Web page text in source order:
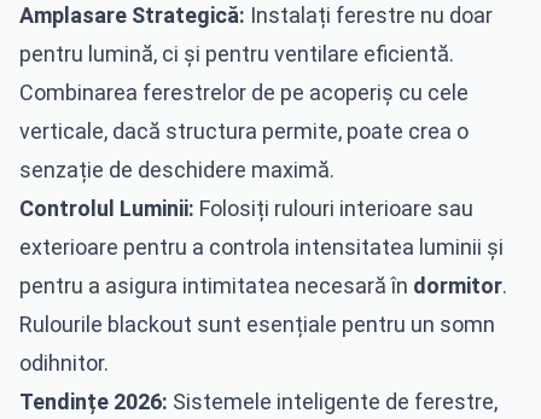
Amplasare Strategică: Instalați ferestre nu doar
pentru lumină, ci și pentru ventilare eficientă.
Combinarea ferestrelor de pe acoperiș cu cele
verticale, dacă structura permite, poate crea o
senzație de deschidere maximă.
Controlul Luminii: Folosiți rulouri interioare sau
exterioare pentru a controla intensitatea luminii și
pentru a asigura intimitatea necesară în dormitor.
Rulourile blackout sunt esențiale pentru un somn
odihnitor.
Tendințe 2026: Sistemele inteligente de ferestre,